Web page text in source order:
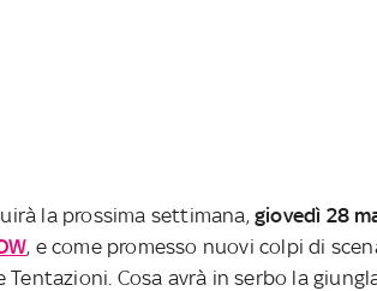
la prossima settimana, giovedì 28
, e come promesso nuovi colpi di
Tentazioni. Cosa avrà in serbo la